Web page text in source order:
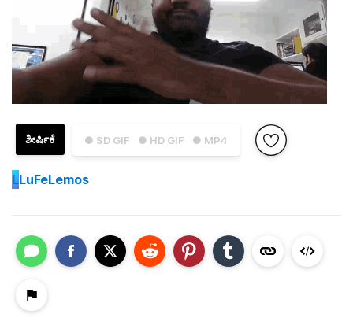
● SD GIF ● HD GIF ● MP4
ಶೀರ್ಷಿಕೆ
LLuFeLemos